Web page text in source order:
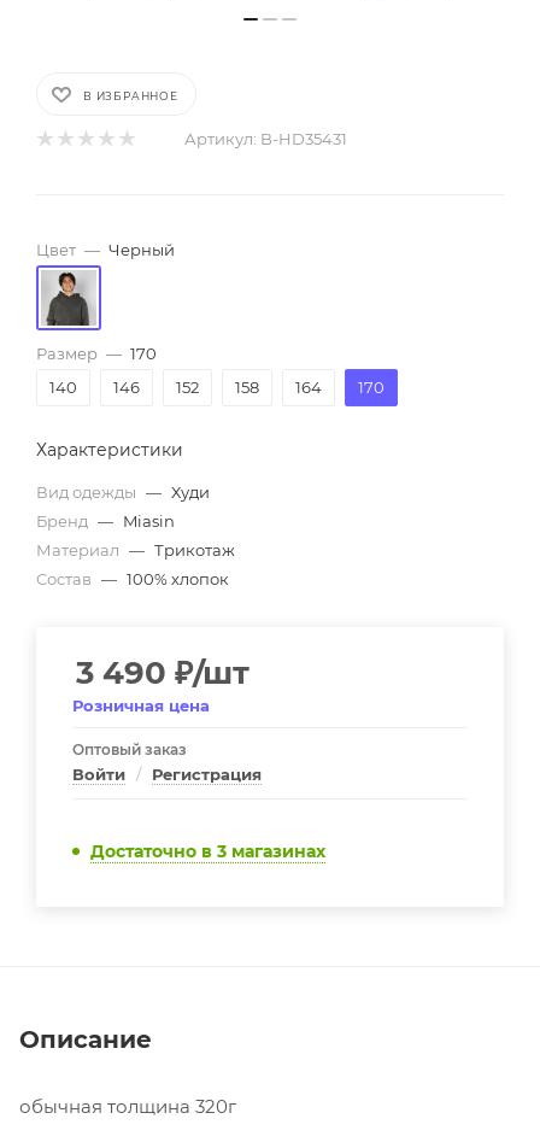
В ИЗБРАННОЕ
Артикул: B-HD35431
Цвет — Черный
Размер — 170
140
146 152 158 164 170
Характеристики
Вид одежды — Худи
Бренд — Miasin
Материал — Трикотаж
Состав — 100% хлопок
3 490 ₽/шт
Розничная цена
Оптовый заказ
Войти / Регистрация
Достаточно в 3 магазинах
Описание
обычная толщина 320г